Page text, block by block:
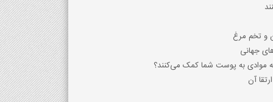
و تخم مرغ
جهانی
چه موادی به پوست شما کمک می‌کنند؟
آن